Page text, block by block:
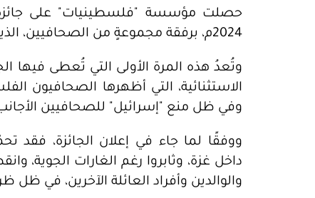
2024م، برفقة مجموعةٍ من الصحافيين، الذين غطّوا الحرب على قطاع غزة.
وتُعدُ هذه المرة الأولى التي تُعطى فيها
الاستثنائية، التي أظهرها
وفي ظل منع "إسرائيل" للصحافيين
ووفقًا لما جاء في إعلان الجائزة، فقد
داخل غزة، وثابروا رغم الغارات الجوية،
والوالدين وأفراد العائلة الآخرين، في ظل